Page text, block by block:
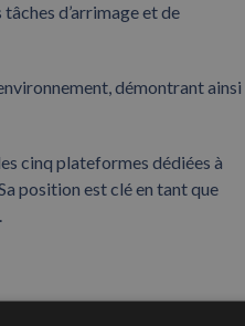
d’arrimage et de
démontrant ainsi
cinq plateformes dédiées à
position est clé en tant que